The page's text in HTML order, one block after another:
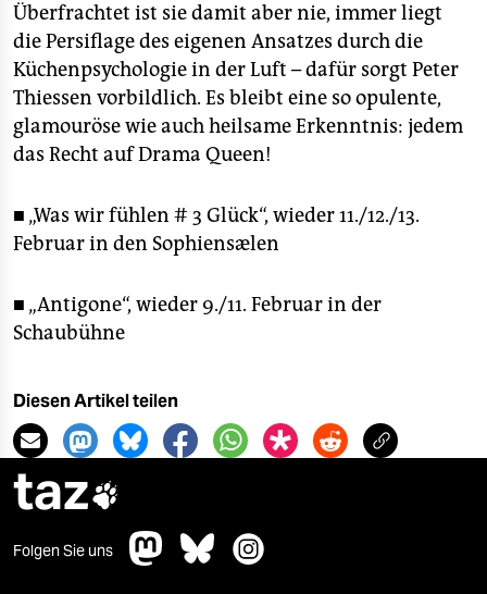
Überfrachtet ist sie damit aber nie, immer liegt
die Persiflage des eigenen Ansatzes durch die
Küchenpsychologie in der Luft – dafür sorgt Peter
Thiessen vorbildlich. Es bleibt eine so opulente,
glamouröse wie auch heilsame Erkenntnis: jedem
das Recht auf Drama Queen!
■ „Was wir fühlen # 3 Glück“, wieder 11./12./13.
Februar in den Sophiensælen
■ „Antigone“, wieder 9./11. Februar in der
Schaubühne
Diesen Artikel teilen
taz
Folgen Sie uns